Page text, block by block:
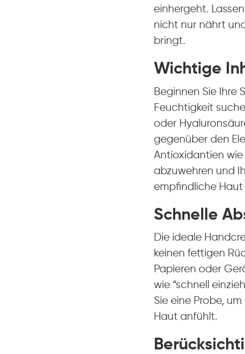
einhergeht.
nicht nur nährt
bringt.
Wichtige
Beginnen Sie Ihre
Feuchtigkeit
oder
gegenüber den
Antioxidantien
abzuwehren und
empfindliche Haut
Schnelle
Die ideale
keinen fettigen
Papieren oder
wie “schnell
Sie eine Probe,
Haut anfühlt.